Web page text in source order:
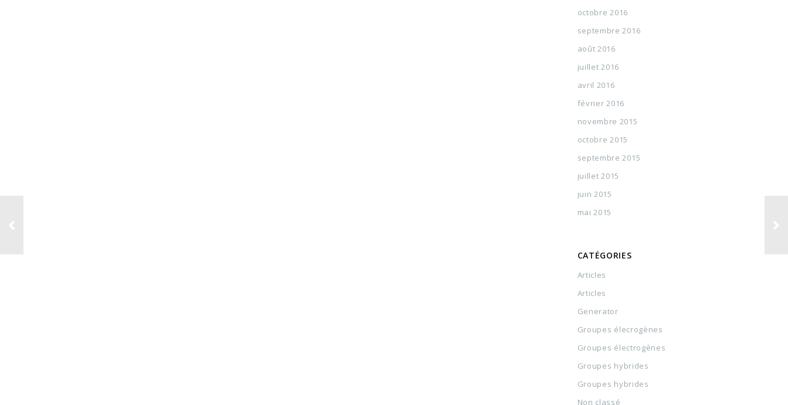
octobre 2016
septembre 2016
août 2016
juillet 2016
avril 2016
février 2016
novembre 2015
octobre 2015
septembre 2015
juillet 2015
juin 2015
mai 2015
CATÉGORIES
Articles
Articles
Generator
Groupes élecrogènes
Groupes électrogènes
Groupes hybrides
Groupes hybrides
Non classé